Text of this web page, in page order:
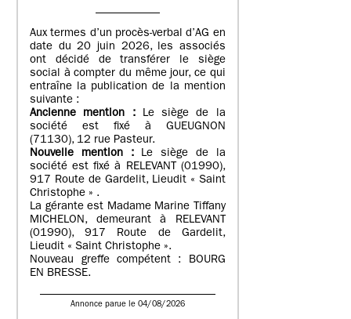
Aux termes d’un procès-verbal d’AG en
date du 20 juin 2026, les associés
ont décidé de transférer le siège
social à compter du même jour, ce qui
entraîne la publication de la mention
suivante :
Ancienne mention : Le siège de la
société est fixé à GUEUGNON
(71130), 12 rue Pasteur.
Nouvelle mention : Le siège de la
société est fixé à RELEVANT (01990),
917 Route de Gardelit, Lieudit « Saint
Christophe » .
La gérante est Madame Marine Tiffany
MICHELON, demeurant à RELEVANT
(01990), 917 Route de Gardelit,
Lieudit « Saint Christophe ».
Nouveau greffe compétent : BOURG
EN BRESSE.
Annonce parue le 04/08/2026